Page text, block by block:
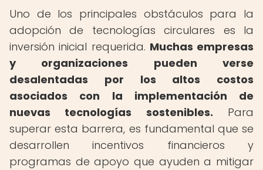
Uno de los principales obstáculos para la
adopción de tecnologías circulares es la
inversión inicial requerida. Muchas empresas
y organizaciones pueden verse
desalentadas por los altos costos
asociados con la implementación de
nuevas tecnologías sostenibles. Para
superar esta barrera, es fundamental que se
desarrollen incentivos financieros y
programas de apoyo que ayuden a mitigar